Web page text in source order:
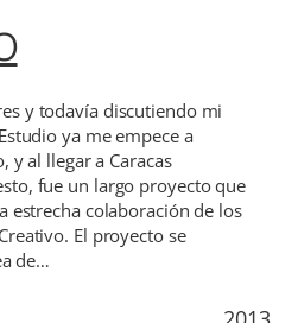
y todavía discutiendo mi
ya me empece a
y al llegar a Caracas
fue un largo proyecto que
estrecha colaboración de los
El proyecto se
de…